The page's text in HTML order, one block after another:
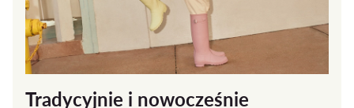
Tradycyjnie i nowocześnie